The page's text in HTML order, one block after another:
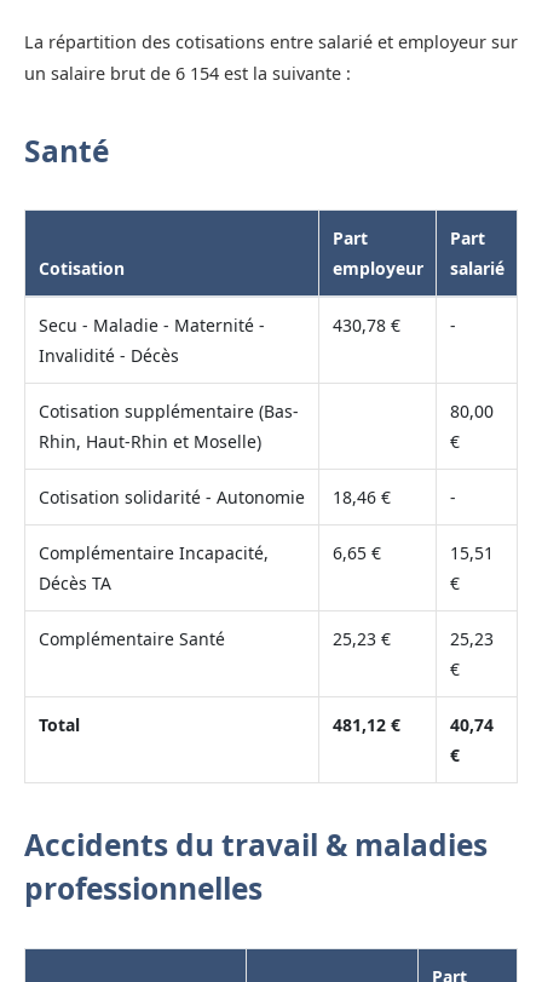
La répartition des cotisations entre salarié et employeur sur
un salaire brut de 6 154 est la suivante :
Santé
Cotisation
Part
employeur
Part
salarié
Secu - Maladie - Maternité -
Invalidité - Décès
430,78 € -
Cotisation supplémentaire (Bas-
Rhin, Haut-Rhin et Moselle)
80,00
€
Cotisation solidarité - Autonomie 18,46 € -
Complémentaire Incapacité,
Décès TA
6,65 €
15,51
€
Complémentaire Santé 25,23 €
25,23
€
Total 481,12 €
40,74
€
Accidents du travail & maladies
professionnelles
Part